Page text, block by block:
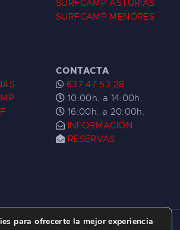
SURFCAMP ASTURIAS
SURFCAMP MENORES
CONTACTA
637 47 53 28
10:00h. a 14:00h.
16:00h. a 20:00h.
INFORMACIÓN
RESERVAS
para ofrecerte la mejor experiencia